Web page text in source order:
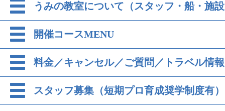
うみの教室について（スタッフ・船・施
開催コースMENU
料金／キャンセル／ご質問／トラベル情報
スタッフ募集（短期プロ育成奨学制度有）